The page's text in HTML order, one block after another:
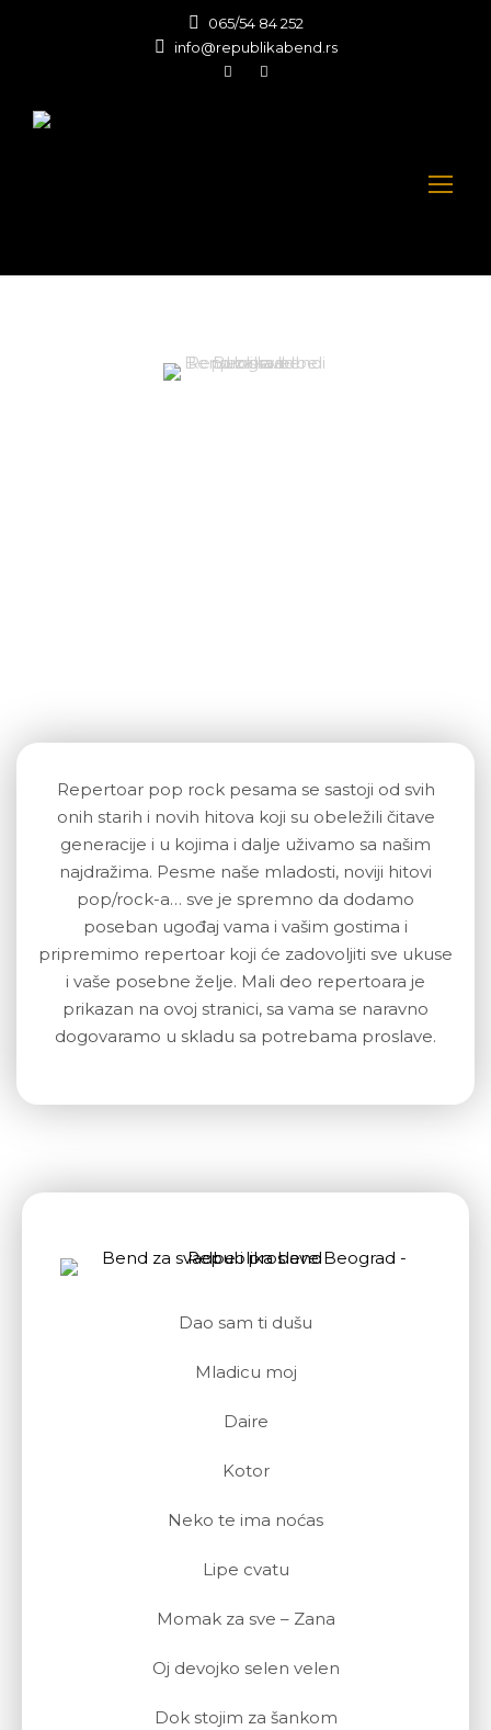
065/54 84 252
info@republikabend.rs
Repertoar pop rock pesama se sastoji od svih
onih starih i novih hitova koji su obeležili čitave
generacije i u kojima i dalje uživamo sa našim
najdražima. Pesme naše mladosti, noviji hitovi
pop/rock-a… sve je spremno da dodamo
poseban ugođaj vama i vašim gostima i
pripremimo repertoar koji će zadovoljiti sve ukuse
i vaše posebne želje. Mali deo repertoara je
prikazan na ovoj stranici, sa vama se naravno
dogovaramo u skladu sa potrebama proslave.
Dao sam ti dušu
Mladicu moj
Daire
Kotor
Neko te ima noćas
Lipe cvatu
Momak za sve – Zana
Oj devojko selen velen
Dok stojim za šankom